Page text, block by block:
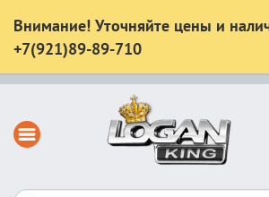
Внимание! Уточняйте цены и
+7(921)89-89-710